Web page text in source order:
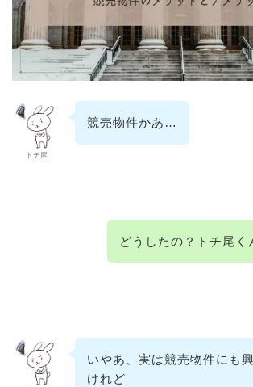
トチ尾
競売物件かあ…
どうしたの？トチ尾く
いやあ、実は競売物件にも
けれど